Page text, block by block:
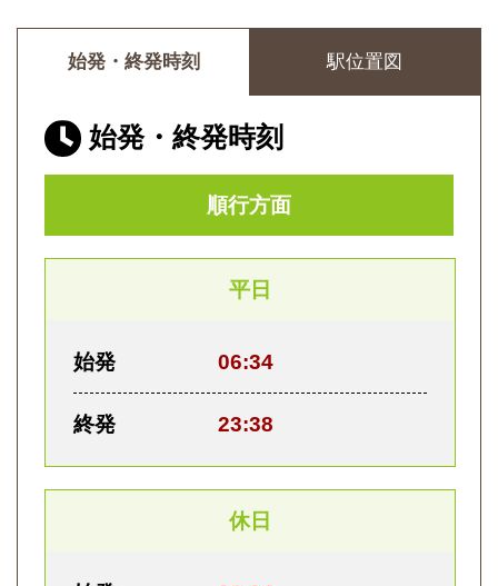
始発・終発時刻 駅位置図
始発・終発時刻
順行方面
平日
始発 06:34
終発 23:38
休日